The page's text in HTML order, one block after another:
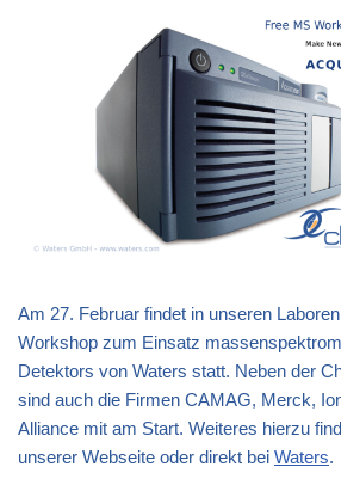
Am 27. Februar findet in unseren
Workshop zum Einsatz
Detektors von Waters statt. Neben der
sind auch die Firmen CAMAG, Merck,
Alliance mit am Start. Weiteres hierzu
unserer Webseite oder direkt bei Waters.